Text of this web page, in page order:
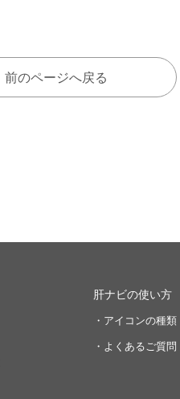
前のページへ戻る
肝ナビの使い方
・アイコンの種類
・よくあるご質問